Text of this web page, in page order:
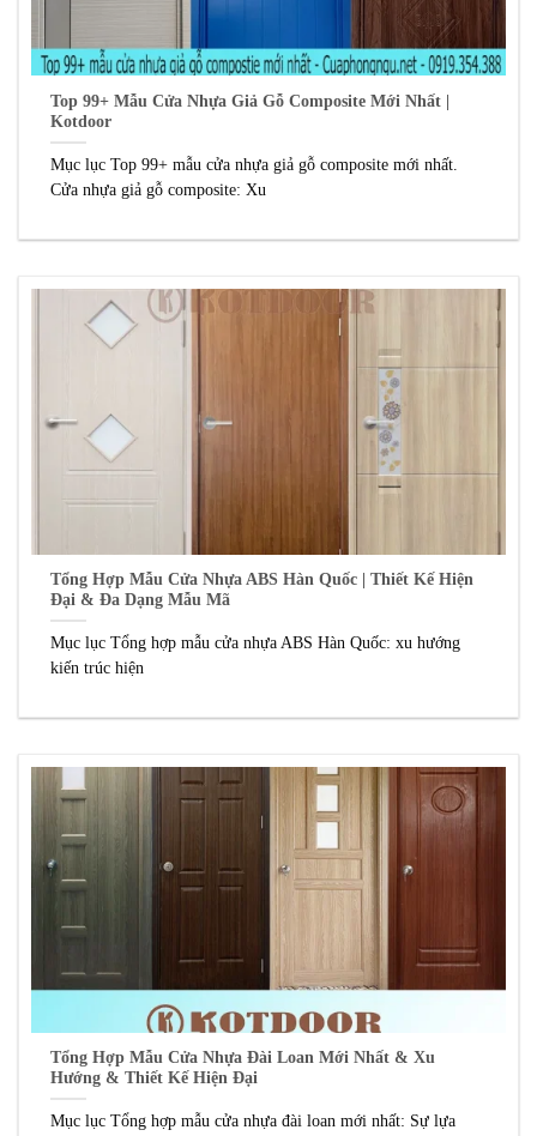
Top 99+ Mẫu Cửa Nhựa Giả Gỗ Composite Mới Nhất |
Kotdoor
Mục lục Top 99+ mẫu cửa nhựa giả gỗ composite mới nhất.
Cửa nhựa giả gỗ composite: Xu
Tổng Hợp Mẫu Cửa Nhựa ABS Hàn Quốc | Thiết Kế Hiện
Đại & Đa Dạng Mẫu Mã
Mục lục Tổng hợp mẫu cửa nhựa ABS Hàn Quốc: xu hướng
kiến trúc hiện
Tổng Hợp Mẫu Cửa Nhựa Đài Loan Mới Nhất & Xu
Hướng & Thiết Kế Hiện Đại
Mục lục Tổng hợp mẫu cửa nhựa đài loan mới nhất: Sự lựa